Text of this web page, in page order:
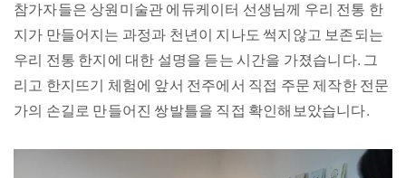
참가자들은 상원미술관 에듀케이터 선생님께 우리 전통 한
지가 만들어지는 과정과 천년이 지나도 썩지않고 보존되는
우리 전통 한지에 대한 설명을 듣는 시간을 가졌습니다. 그
리고 한지뜨기 체험에 앞서 전주에서 직접 주문 제작한 전문
가의 손길로 만들어진 쌍발틀을 직접 확인해보았습니다.